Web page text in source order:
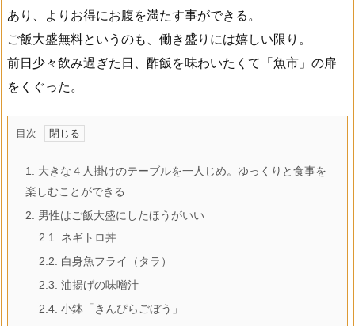
あり、よりお得にお腹を満たす事ができる。
ご飯大盛無料というのも、働き盛りには嬉しい限り。
前日少々飲み過ぎた日、酢飯を味わいたくて「魚市」の扉
をくぐった。
目次
1.
大きな４人掛けのテーブルを一人じめ。ゆっくりと食事を
楽しむことができる
2.
男性はご飯大盛にしたほうがいい
2.1.
ネギトロ丼
2.2.
白身魚フライ（タラ）
2.3. 油揚げの味噌汁
2.4. 小鉢「きんぴらごぼう」